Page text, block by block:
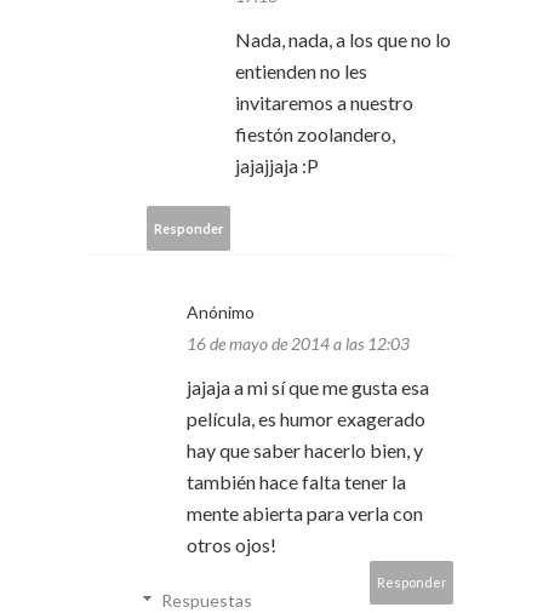
Nada, nada, a los que no lo
entienden no les
invitaremos a nuestro
fiestón zoolandero,
jajajjaja :P
Responder
Anónimo
16 de mayo de 2014 a las 12:03
jajaja a mi sí que me gusta esa
película, es humor exagerado
hay que saber hacerlo bien, y
también hace falta tener la
mente abierta para verla con
otros ojos!
Responder
Respuestas